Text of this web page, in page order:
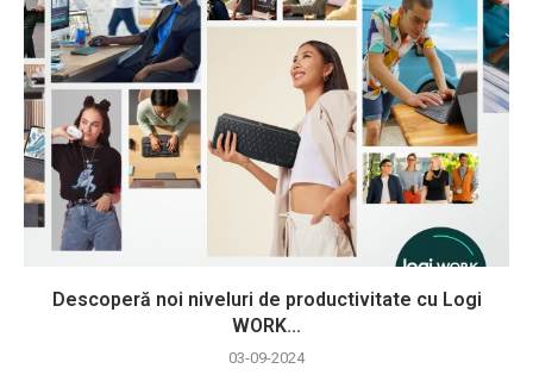
Descoperă noi niveluri de productivitate cu Logi
WORK...
03-09-2024